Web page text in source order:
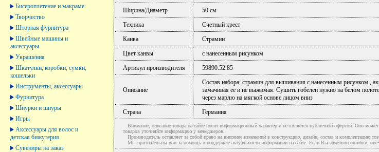
Бисероплетение и макраме
Творчество
Шторная фурнитура
Швейные машины и
аксессуары
Украшения
Шкатулки, коробки, сумки,
кошельки
Инструменты, аксессуары
Фурнитура
Шнурки и шнуры
Игры
Аксессуары для волос и
детская бижутерия
Сувениры на заказ
Ширина/Диаметр
50 см
Техника
Счетный крест
Канва
Страмин
Цвет канвы
с нанесенным рисунком
Артикул производителя
59890.52.85
Описание
Состав набора: страмин для вышивания с нанесенным рисунком ,
замачивая ее и не выжимая. Сушить гобелен нужно на белом
через марлю на мягкой основе лицом вниз
Страна
Германия
Внимание, описание товара на сайте носит информационный характер и не является публичной офертой. Оно
товаров уточняйте информацию у менеджеров.
Производитель оставляет за собой право на внесение изменений в конструкцию, дизайн, состав и комплектацию
Мы признательны вам за помощь в поддержке актуальности информации на сайте. Если Вы заметили ошибки,